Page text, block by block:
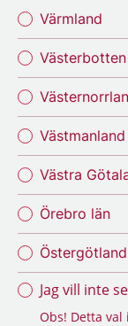
Värmland
Västerbotten
Västmanland
Västra
Örebro län
Östergötland
Jag vill inte
Obs! Detta